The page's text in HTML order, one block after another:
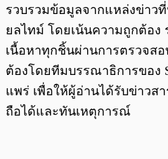
รวบรวมข้อมูลจากแหล่งข่าว
ยลไทม์ โดยเน้นความถูกต้อง
เนื้อหาทุกชิ้นผ่านการตรวจส
ต้องโดยทีมบรรณาธิการของ
แพร่ เพื่อให้ผู้อ่านได้รับข่าวส
ถือได้และทันเหตุการณ์